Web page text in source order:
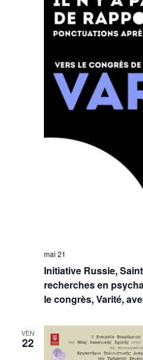
Initiative Russie,
recherches en
le congrès, Varité,
mai 21
VEN
22